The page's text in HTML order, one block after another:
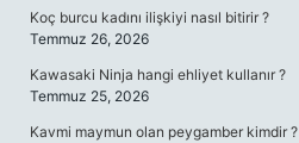
Koç burcu kadını ilişkiyi nasıl bitirir ?
Temmuz 26, 2026
Kawasaki Ninja hangi ehliyet kullanır ?
Temmuz 25, 2026
Kavmi maymun olan peygamber kimdir ?